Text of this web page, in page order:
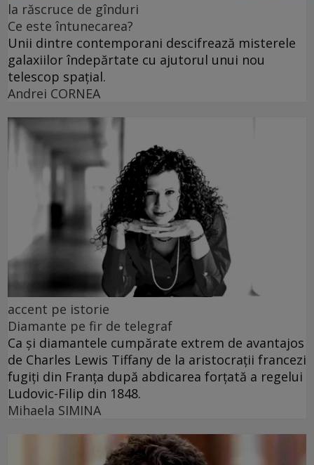
la răscruce de gînduri
Ce este întunecarea?
Unii dintre contemporani descifrează misterele
galaxiilor îndepărtate cu ajutorul unui nou
telescop spațial.
Andrei CORNEA
accent pe istorie
Diamante pe fir de telegraf
Ca și diamantele cumpărate extrem de avantajos
de Charles Lewis Tiffany de la aristocrații francezi
fugiți din Franța după abdicarea forțată a regelui
Ludovic-Filip din 1848.
Mihaela SIMINA